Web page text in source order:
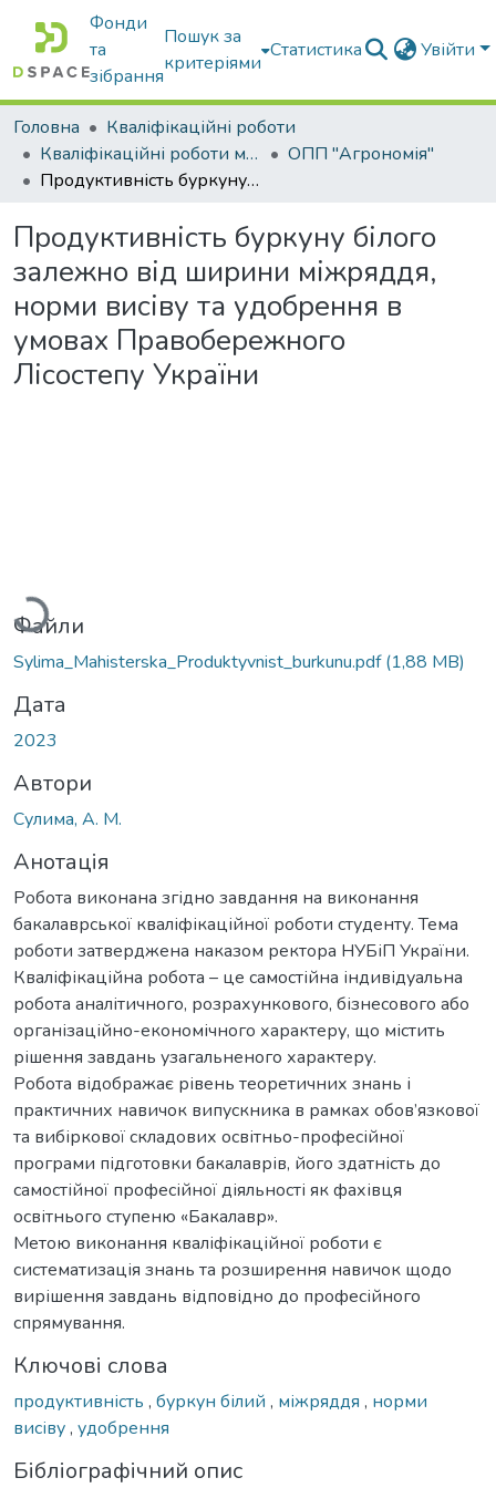
Фонди
та
зібрання
Пошук за
критеріями
Статистика Увійти
Головна
Кваліфікаційні роботи
Кваліфікаційні роботи магістрів
ОПП "Агрономія"
Продуктивність буркуну білого залежно від ширини міжряддя, норми висіву та удобрення в умовах Правобережного Лісостепу України
Продуктивність буркуну білого
залежно від ширини міжряддя,
норми висіву та удобрення в
умовах Правобережного
Лісостепу України
Вантажиться...
Файли
Sylima_Mahisterska_Produktyvnist_burkunu.pdf(1,88 MB)
Дата
2023
Автори
Сулима, А. М.
Анотація
Робота виконана згідно завдання на виконання
бакалаврської кваліфікаційної роботи студенту. Тема
роботи затверджена наказом ректора НУБіП України.
Кваліфікаційна робота – це самостійна індивідуальна
робота аналітичного, розрахункового, бізнесового або
організаційно-економічного характеру, що містить
рішення завдань узагальненого характеру.
Робота відображає рівень теоретичних знань і
практичних навичок випускника в рамках обов’язкової
та вибіркової складових освітньо-професійної
програми підготовки бакалаврів, його здатність до
самостійної професійної діяльності як фахівця
освітнього ступеню «Бакалавр».
Метою виконання кваліфікаційної роботи є
систематизація знань та розширення навичок щодо
вирішення завдань відповідно до професійного
спрямування.
Ключові слова
продуктивність , буркун білий , міжряддя , норми
висіву, удобрення
Бібліографічний опис